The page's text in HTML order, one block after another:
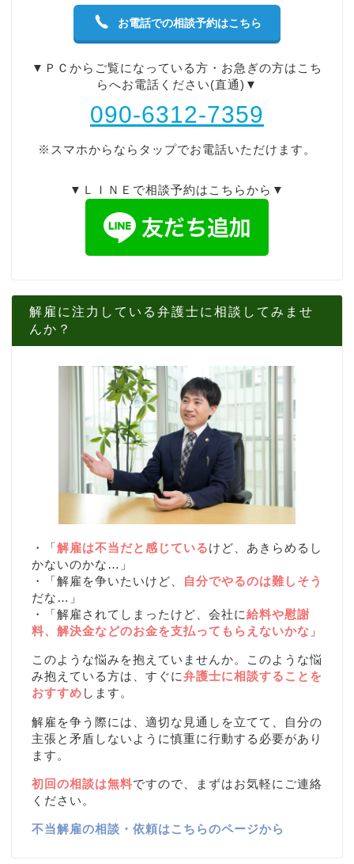
お電話での相談予約はこちら
▼ＰＣからご覧になっている方・お急ぎの方はこち
らへお電話ください(直通)▼
090-6312-7359
※スマホからならタップでお電話いただけます。
▼ＬＩＮＥで相談予約はこちらから▼
解雇に注力している弁護士に相談してみませ
んか？
・「解雇は不当だと感じているけど、あきらめるし
かないのかな…」
・「解雇を争いたいけど、
自分でやるのは難しそう
だな…」
・「解雇されてしまったけど、会社に給料や慰謝
料、解決金などのお金を支払ってもらえないかな 」
このような悩みを抱えていませんか。このような悩
み抱えている方は、すぐに弁護士に相談することを
おすすめ します。
解雇を争う際には、適切な見通しを立てて、自分の
主張と矛盾しないように慎重に行動する必要があり
ます。
初回の相談は無料ですので、まずはお気軽にご連絡
ください。
不当解雇の相談・依頼はこちらのページから